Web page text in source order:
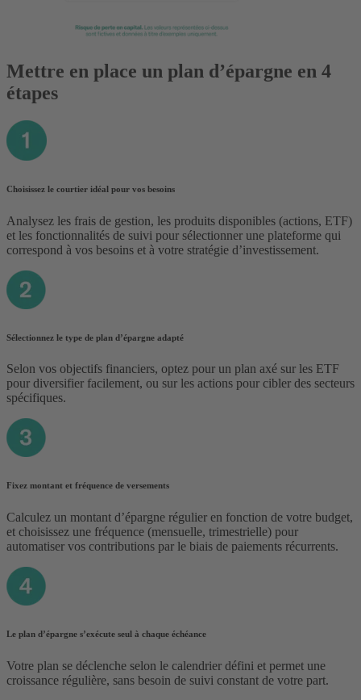
Mettre en place un plan d’épargne en 4
étapes
Choisissez le courtier idéal pour vos besoins
Analysez les frais de gestion, les produits disponibles (actions, ETF)
et les fonctionnalités de suivi pour sélectionner une plateforme qui
correspond à vos besoins et à votre stratégie d’investissement.
Sélectionnez le type de plan d’épargne adapté
Selon vos objectifs financiers, optez pour un plan axé sur les ETF
pour diversifier facilement, ou sur les actions pour cibler des secteurs
spécifiques.
Fixez montant et fréquence de versements
Calculez un montant d’épargne régulier en fonction de votre budget,
et choisissez une fréquence (mensuelle, trimestrielle) pour
automatiser vos contributions par le biais de paiements récurrents.
Le plan d’épargne s’exécute seul à chaque échéance
Votre plan se déclenche selon le calendrier défini et permet une
croissance régulière, sans besoin de suivi constant de votre part.